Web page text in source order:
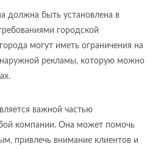
должна быть установлена в
городской
могут иметь ограничения на
наружной рекламы, которую можно
важной частью
компании. Она может помочь
привлечь внимание клиентов и